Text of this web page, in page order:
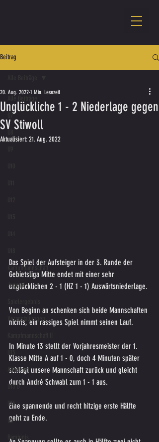
Beitrag
Alle Beiträge
U7
Kampfmannschaft
Jugend
Veranstaltungen
Altherren
U15 B
U16
U6
Bambinis
Unglückliche 1 - 2 Niederlage gegen
SV Stiwoll
20. Aug. 2022 1 Min. Lesezeit
Aktualisiert:21. Aug. 2022
Das Spiel der Aufsteiger in der 3. Runde der
Gebietsliga Mitte endet mit einer sehr
unglücklichen 2 - 1 (HZ 1 - 1) Auswärtsniederlage.
Von Beginn an schenken sich beide Mannschaften
nichts, ein rassiges Spiel nimmt seinen Lauf.
In Minute 13 stellt der Vorjahresmeister der 1.
Klasse Mitte A auf 1 - 0, doch 4 Minuten später
schlägt unsere Mannschaft zurück und gleicht
durch André Schwabl zum 1 - 1 aus.
Eine spannende und recht hitzige erste Hälfte
geht zu Ende.